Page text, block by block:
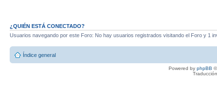
¿QUIÉN ESTÁ CONECTADO?
Usuarios navegando por este Foro: No hay usuarios registrados visitando el Foro y 1
Índice general
Powered by phpBB